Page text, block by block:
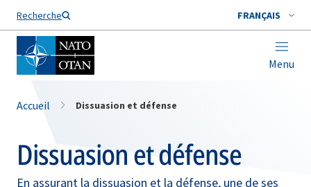
Recherche FRANÇAIS
Menu
Nom de famille*
Accueil Dissuasion et défense
Dissuasion et défense
En assurant la dissuasion et la défense, une de ses